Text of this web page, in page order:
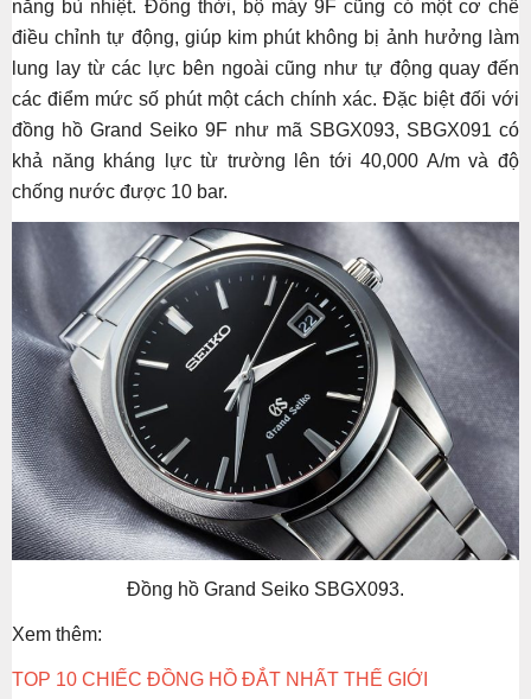
năng bù nhiệt. Đồng thời, bộ máy 9F cũng có một cơ chế
điều chỉnh tự động, giúp kim phút không bị ảnh hưởng làm
lung lay từ các lực bên ngoài cũng như tự động quay đến
các điểm mức số phút một cách chính xác. Đặc biệt đối với
đồng hồ Grand Seiko 9F như mã SBGX093, SBGX091 có
khả năng kháng lực từ trường lên tới 40,000 A/m và độ
chống nước được 10 bar.
Đồng hồ Grand Seiko SBGX093.
Xem thêm:
TOP 10 CHIẾC ĐỒNG HỒ ĐẮT NHẤT THẾ GIỚI